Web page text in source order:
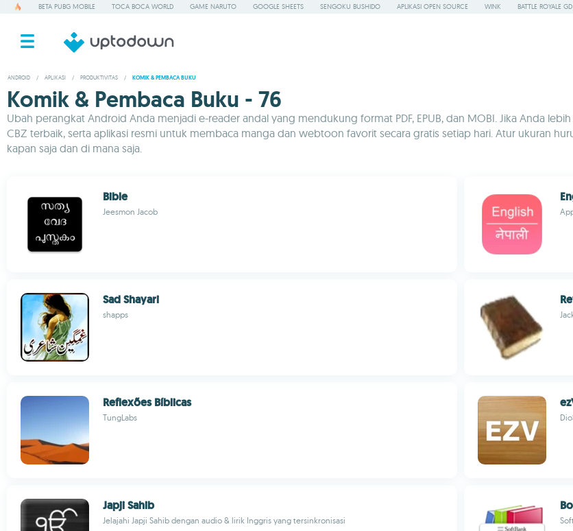
BETA PUBG MOBILE TOCA BOCA WORLD GAME NARUTO GOOGLE SHEETS SENGOKU BUSHIDO APLIKASI OPEN SOURCE WINK BATTLE ROYALE GD
ANDROID / APLIKASI / PRODUKTIVITAS / KOMIK & PEMBACA BUKU
Komik & Pembaca Buku - 76
Ubah perangkat Android Anda menjadi e-reader andal yang mendukung format PDF, EPUB, dan MOBI. Jika Anda
CBZ terbaik, serta aplikasi resmi untuk membaca manga dan webtoon favorit secara gratis setiap hari. Atur ukuran
kapan saja dan di mana saja.
Bible
Jeesmon Jacob
Sad Shayari
shapps
Reflexões Bíblicas
TungLabs
Japji Sahib
Jelajahi Japji Sahib dengan audio & lirik Inggris yang tersinkronisasi